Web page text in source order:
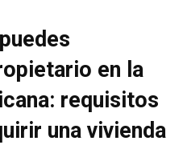
en la
requisitos
una vivienda